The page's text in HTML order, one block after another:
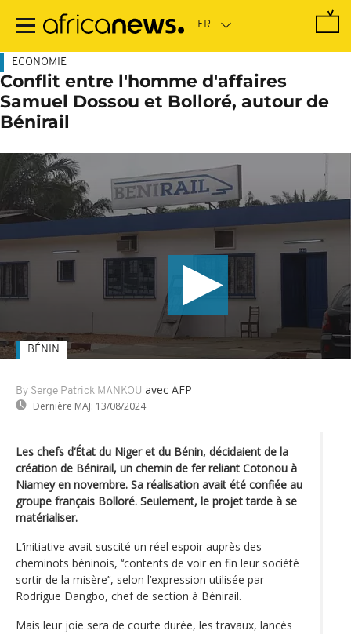
contenu
ECONOMIE
Conflit entre l'homme d'affaires
Samuel Dossou et Bolloré, autour de
Bénirail
By Serge Patrick MANKOU avec AFP
Dernière MAJ: 13/08/2024
BÉNIN
Les chefs d‘État du Niger et du Bénin, décidaient de la
création de Bénirail, un chemin de fer reliant Cotonou à
Niamey en novembre. Sa réalisation avait été confiée au
groupe français Bolloré. Seulement, le projet tarde à se
matérialiser.
L’initiative avait suscité un réel espoir auprès des
cheminots béninois, ‘‘contents de voir en fin leur société
sortir de la misère’‘, selon l’expression utilisée par
Rodrigue Dangbo, chef de section à Bénirail.
Mais leur joie sera de courte durée, les travaux, lancés